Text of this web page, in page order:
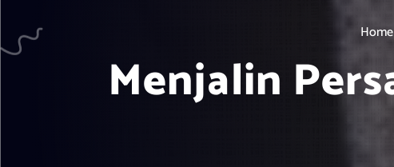
t
Home
Menjalin